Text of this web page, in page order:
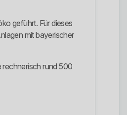
geführt. Für dieses
mit bayerischer
rechnerisch rund 500